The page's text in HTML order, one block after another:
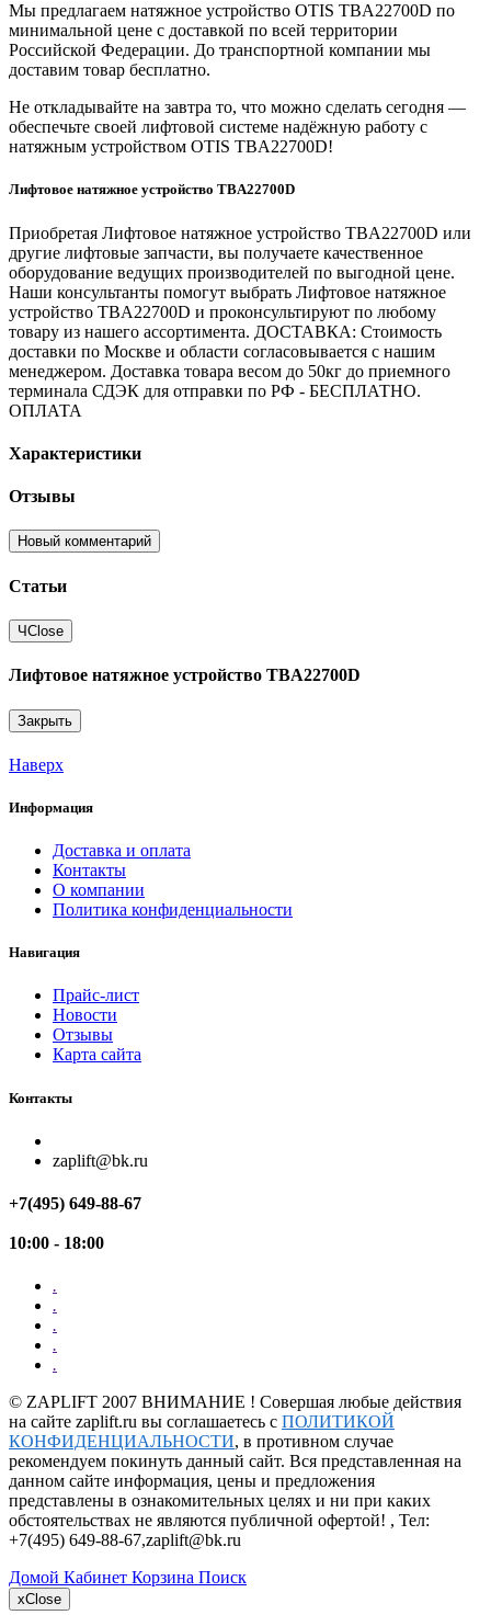
Мы предлагаем натяжное устройство OTIS TBA22700D по
минимальной цене с доставкой по всей территории
Российской Федерации. До транспортной компании мы
доставим товар бесплатно.
Не откладывайте на завтра то, что можно сделать сегодня —
обеспечьте своей лифтовой системе надёжную работу с
натяжным устройством OTIS TBA22700D!
Лифтовое натяжное устройство TBA22700D
Приобретая Лифтовое натяжное устройство TBA22700D или
другие лифтовые запчасти, вы получаете качественное
оборудование ведущих производителей по выгодной цене.
Наши консультанты помогут выбрать Лифтовое натяжное
устройство TBA22700D и проконсультируют по любому
товару из нашего ассортимента. ДОСТАВКА: Стоимость
доставки по Москве и области согласовывается с нашим
менеджером. Доставка товара весом до 50кг до приемного
терминала СДЭК для отправки по РФ - БЕСПЛАТНО.
ОПЛАТА
Характеристики
Отзывы
Новый комментарий
Статьи
ЧClose
Лифтовое натяжное устройство TBA22700D
Закрыть
Наверх
Информация
Доставка и оплата
Контакты
О компании
Политика конфиденциальности
Навигация
Прайс-лист
Новости
Отзывы
Карта сайта
Контакты
zaplift@bk.ru
+7(495) 649-88-67
10:00 - 18:00
.
.
.
.
.
© ZAPLIFT 2007 ВНИМАНИЕ ! Совершая любые действия
на сайте zaplift.ru вы соглашаетесь с ПОЛИТИКОЙ
КОНФИДЕНЦИАЛЬНОСТИ, в противном случае
рекомендуем покинуть данный сайт. Вся представленная на
данном сайте информация, цены и предложения
представлены в ознакомительных целях и ни при каких
обстоятельствах не являются публичной офертой! , Тел:
+7(495) 649-88-67,zaplift@bk.ru
Домой Кабинет Корзина Поиск
xClose